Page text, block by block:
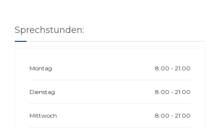
Sprechstunden:
Montag 8:00 - 21:00
Dienstag 8:00 - 21:00
Mittwoch 8:00 - 21:00